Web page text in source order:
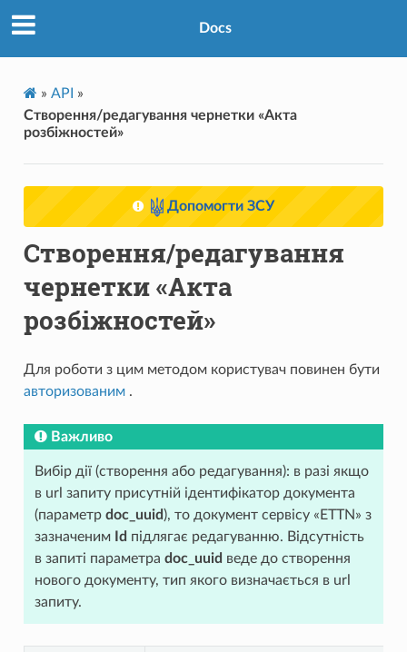
Docs
» API
»
Створення/редагування чернетки «Акта
розбіжностей»
Допомогти ЗСУ
Створення/редагування
чернетки «Акта
розбіжностей»
Для роботи з цим методом користувач повинен бути
авторизованим.
Важливо
Вибір дії (створення або редагування): в разі якщо
в url запиту присутній ідентифікатор документа
(параметр doc_uuid ), то документ сервісу «ETTN» з
зазначеним Id підлягає редагуванню. Відсутність
в запиті параметра doc_uuid веде до створення
нового документу, тип якого визначається в url
запиту.